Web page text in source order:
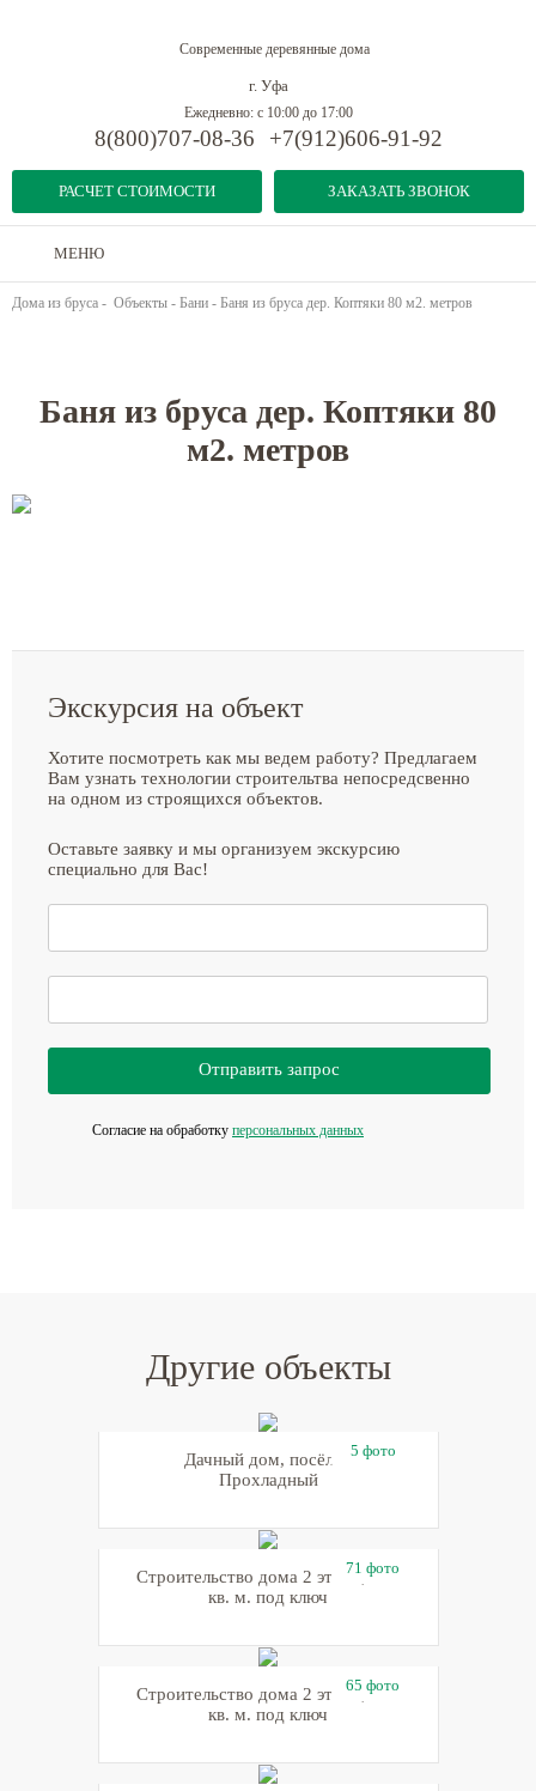
Современные деревянные дома
г. Уфа
РАСЧЕТ СТОИМОСТИ
Ежедневно: с 10:00 до 17:00
8(800)707-08-36 +7(912)606-91-92
ЗАКАЗАТЬ ЗВОНОК
МЕНЮ
Дома из бруса - Объекты - Бани - Баня из бруса дер. Коптяки 80 м2. метров
Баня из бруса дер. Коптяки 80
м2. метров
Экскурсия на объект
Хотите посмотреть как мы ведем работу? Предлагаем
Вам узнать технологии строительтва непосредсвенно
на одном из строящихся объектов.
Оставьте заявку и мы организуем экскурсию
специально для Вас!
Отправить запрос
Согласие на обработку персональных данных
Другие объекты
5 фото
Дачный дом, посёлок
Прохладный
71 фото
Строительство дома 2 этажа, 300
кв. м. под ключ
65 фото
Строительство дома 2 этажа, 250
кв. м. под ключ